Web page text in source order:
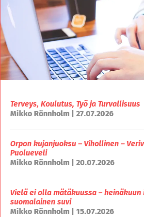
Terveys, Koulutus, Työ ja Turvallisuus
Mikko Rönnholm | 27.07.2026
Orpon kujanjuoksu – Vihollinen –
Puolueveli
Mikko Rönnholm | 20.07.2026
Vielä ei olla mätäkuussa – heinäkuun
suomalainen suvi
Mikko Rönnholm | 15.07.2026